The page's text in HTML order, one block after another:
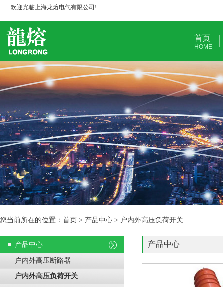
欢迎光临上海龙熔电气有限公司!
首页
HOME
您当前所在的位置：首页 > 产品中心 > 户内外高压负荷开关
产品中心
户内外高压断路器
户内外高压负荷开关
产品中心